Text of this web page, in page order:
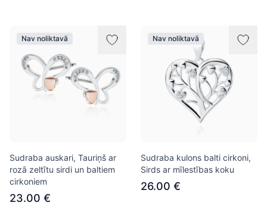
Nav noliktavā
Sudraba auskari, Tauriņš ar
rozā zeltītu sirdi un baltiem
cirkoniem
23.00 €
Nav noliktavā
Sudraba kulons balti cirkoni,
Sirds ar mīlestības koku
26.00 €